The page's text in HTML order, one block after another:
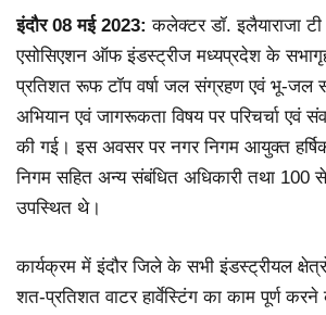
इंदौर 08 मई 2023: कलेक्टर डॉ. इलैयाराजा
एसोसिएशन ऑफ इंडस्ट्रीज मध्यप्रदेश के
प्रतिशत रूफ टॉप वर्षा जल संग्रहण एवं भू-जल
अभियान एवं जागरूकता विषय पर परिचर्चा एवं
की गई। इस अवसर पर नगर निगम आयुक्त
निगम सहित अन्य संबंधित अधिकारी तथा 100
उपस्थित थे।
कार्यक्रम में इंदौर जिले के सभी इंडस्ट्रीयल
शत-प्रतिशत वाटर हार्वेस्टिंग का काम पूर्ण करने